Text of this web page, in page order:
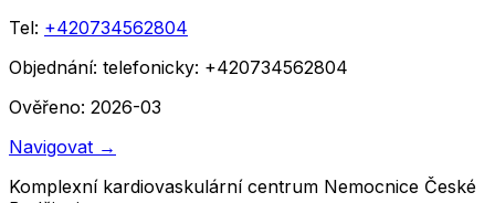
Tel: +420734562804
Objednání: telefonicky: +420734562804
Ověřeno: 2026-03
Navigovat →
Komplexní kardiovaskulární centrum Nemocnice České